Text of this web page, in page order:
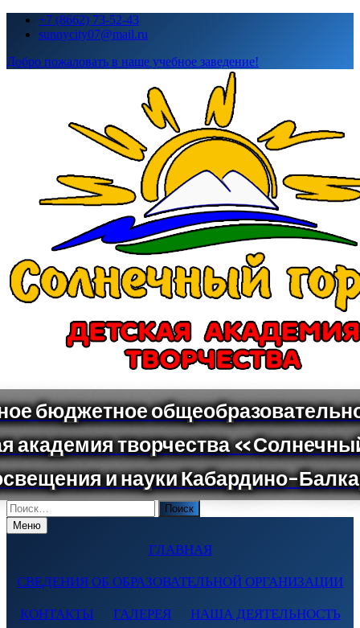
Перейти+7 (8662) 73-52-43
sunnycity07@mail.ru
Добро пожаловать в наше учебное заведение!
Поиск
по:Меню
ГЛАВНАЯ
СВЕДЕНИЯ ОБ ОБРАЗОВАТЕЛЬНОЙ ОРГАНИЗАЦИИ
КОНТАКТЫ ГАЛЕРЕЯ НАША ДЕЯТЕЛЬНОСТЬ